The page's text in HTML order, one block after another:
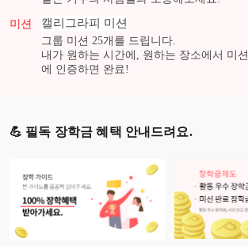
미션 캘리그라피 미션
그룹 미션 25개를 드립니다.
내가 원하는 시간에, 원하는 장소에서 미
에 인증하면 완료!
💪 필독 장학금 혜택 안내드려요.